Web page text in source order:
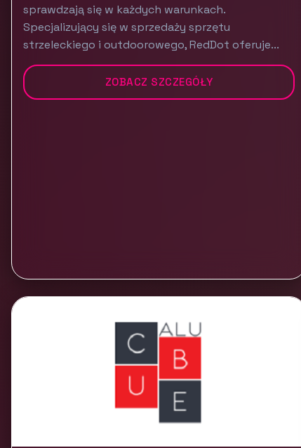
sprawdzają się w każdych warunkach.
Specjalizujący się w sprzedaży sprzętu
strzeleckiego i outdoorowego, RedDot oferuje...
ZOBACZ SZCZEGÓŁY